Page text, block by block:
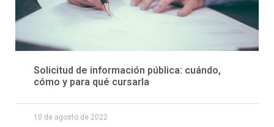
Solicitud de información pública: cuándo,
cómo y para qué cursarla
10 de agosto de 2022